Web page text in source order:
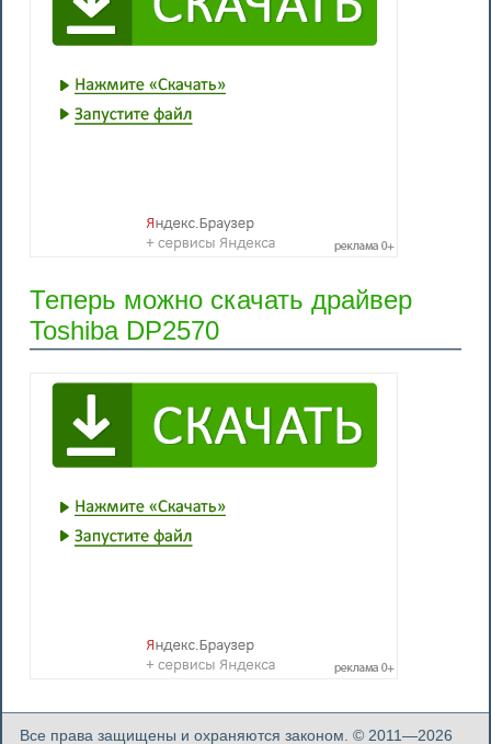
Теперь можно скачать драйвер
Toshiba DP2570
Все права защищены и охраняются законом. © 2011—2026